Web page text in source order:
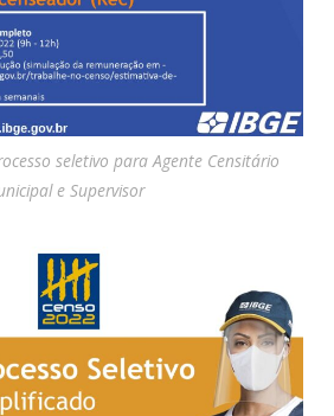
seletivo para Agente Censitário
e Supervisor